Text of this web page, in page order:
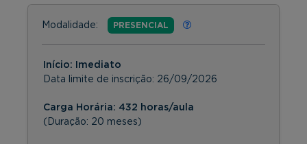
Modalidade: PRESENCIAL
Início: Imediato
Data limite de inscrição: 26/09/2026
Carga Horária: 432 horas/aula
(Duração: 20 meses)